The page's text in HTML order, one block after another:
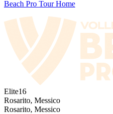
Beach Pro Tour Home
Elite16
Rosarito, Messico
Rosarito, Messico